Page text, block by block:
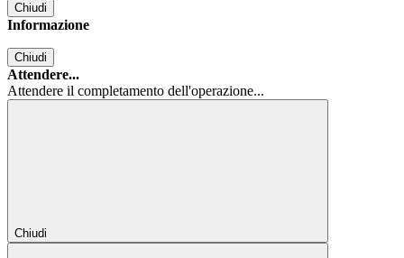
Chiudi
Informazione
Chiudi
Attendere...
Attendere il completamento dell'operazione...
Chiudi